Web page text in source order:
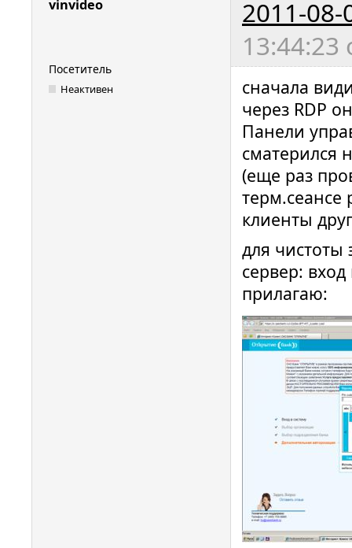
vinvideo
2011-08-
13:44:23
Посетитель
Неактивен
сначала
через RDP
Панели
сматерился
(еще раз
терм.сеансе
клиенты
для чистоты
сервер:
прилагаю: